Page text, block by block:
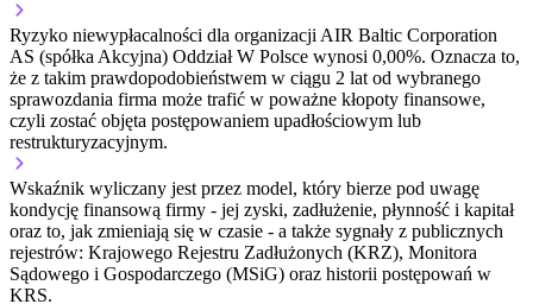
Ryzyko niewypłacalności dla organizacji AIR Baltic Corporation
AS (spółka Akcyjna) Oddział W Polsce wynosi 0,00%. Oznacza to,
że z takim prawdopodobieństwem w ciągu 2 lat od wybranego
sprawozdania firma może trafić w poważne kłopoty finansowe,
czyli zostać objęta postępowaniem upadłościowym lub
restrukturyzacyjnym.
Wskaźnik wyliczany jest przez model, który bierze pod uwagę
kondycję finansową firmy - jej zyski, zadłużenie, płynność i kapitał
oraz to, jak zmieniają się w czasie - a także sygnały z publicznych
rejestrów: Krajowego Rejestru Zadłużonych (KRZ), Monitora
Sądowego i Gospodarczego (MSiG) oraz historii postępowań w
KRS.